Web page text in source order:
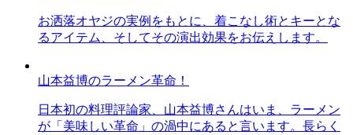
お洒落オヤジの実例をもとに、着こなし術とキーとな
るアイテム、そしてその演出効果をお伝えします。
山本益博のラーメン革命！
日本初の料理評論家、山本益博さんはいま、ラーメン
が「美味しい革命」の渦中にあると言います。長らく